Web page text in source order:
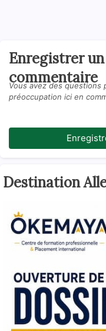
Enregistrer un
commentaire
Vous avez des
préoccupation ici en
Destination